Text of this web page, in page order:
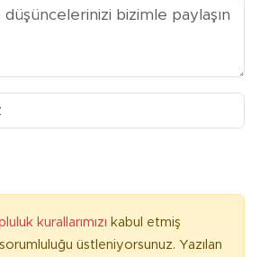
kurallarımızı kabul etmiş
üstleniyorsunuz. Yazılan